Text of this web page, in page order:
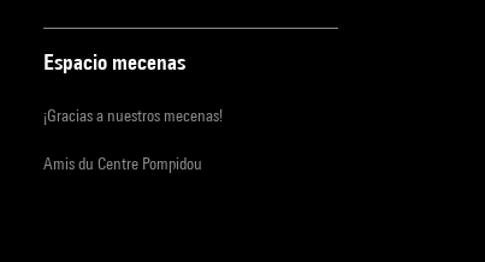
Espacio mecenas
¡Gracias a nuestros mecenas!
Amis du Centre Pompidou